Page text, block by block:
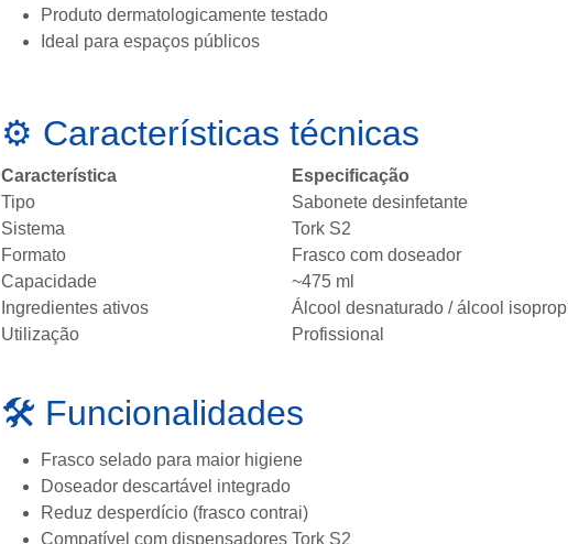
Produto dermatologicamente testado
Ideal para espaços públicos
⚙️ Características técnicas
Característica
Especificação
Tipo
Sabonete desinfetante
Sistema
Tork S2
Formato
Frasco com doseador
Capacidade
~475 ml
Ingredientes ativos
Álcool desnaturado / álcool
Utilização
Profissional
🛠️ Funcionalidades
Frasco selado para maior higiene
Doseador descartável integrado
Reduz desperdício (frasco contrai)
Compatível com dispensadores Tork S2